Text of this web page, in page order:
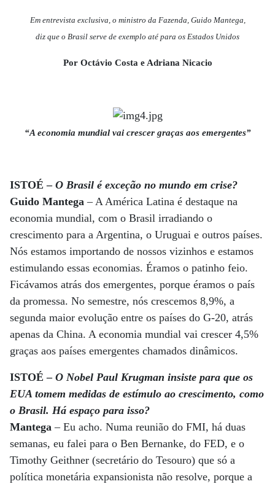
Em entrevista exclusiva, o ministro da Fazenda, Guido Mantega,
diz que o Brasil serve de exemplo até para os Estados Unidos
Por Octávio Costa e Adriana Nicacio
“A economia mundial vai crescer graças aos emergentes”
ISTOÉ – O Brasil é exceção no mundo em crise?
Guido Mantega – A América Latina é destaque na
economia mundial, com o Brasil irradiando o
crescimento para a Argentina, o Uruguai e outros países.
Nós estamos importando de nossos vizinhos e estamos
estimulando essas economias. Éramos o patinho feio.
Ficávamos atrás dos emergentes, porque éramos o país
da promessa. No semestre, nós crescemos 8,9%, a
segunda maior evolução entre os países do G-20, atrás
apenas da China. A economia mundial vai crescer 4,5%
graças aos países emergentes chamados dinâmicos.
ISTOÉ –O Nobel Paul Krugman insiste para que os
EUA tomem medidas de estímulo ao crescimento, como
o Brasil. Há espaço para isso?
Mantega – Eu acho. Numa reunião do FMI, há duas
semanas, eu falei para o Ben Bernanke, do FED, e o
Timothy Geithner (secretário do Tesouro) que só a
política monetária expansionista não resolve, porque a